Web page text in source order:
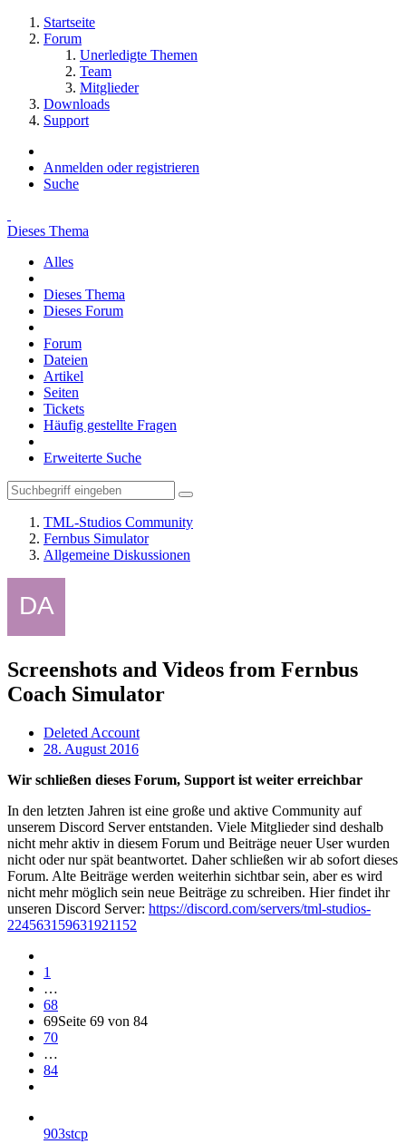
Startseite
Forum
Unerledigte Themen
Team
Mitglieder
Downloads
Support
Anmelden oder registrieren
Suche
Dieses Thema
Alles
Dieses Thema
Dieses Forum
Forum
Dateien
Artikel
Seiten
Tickets
Häufig gestellte Fragen
Erweiterte Suche
TML-Studios Community
Fernbus Simulator
Allgemeine Diskussionen
Screenshots and Videos from Fernbus
Coach Simulator
Deleted Account
28. August 2016
Wir schließen dieses Forum, Support ist weiter erreichbar
In den letzten Jahren ist eine große und aktive Community auf
unserem Discord Server entstanden. Viele Mitglieder sind deshalb
nicht mehr aktiv in diesem Forum und Beiträge neuer User wurden
nicht oder nur spät beantwortet. Daher schließen wir ab sofort dieses
Forum. Alte Beiträge werden weiterhin sichtbar sein, aber es wird
nicht mehr möglich sein neue Beiträge zu schreiben. Hier findet ihr
unseren Discord Server: https://discord.com/servers/tml-studios-
224563159631921152
1
…
68
69Seite 69 von 84
70
…
84
903stcp